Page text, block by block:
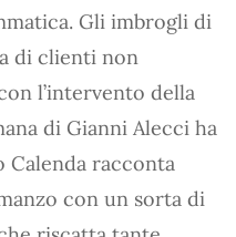
Gli imbrogli di
di clienti non
l’intervento della
di Gianni Alecci ha
Calenda racconta
con un sorta di